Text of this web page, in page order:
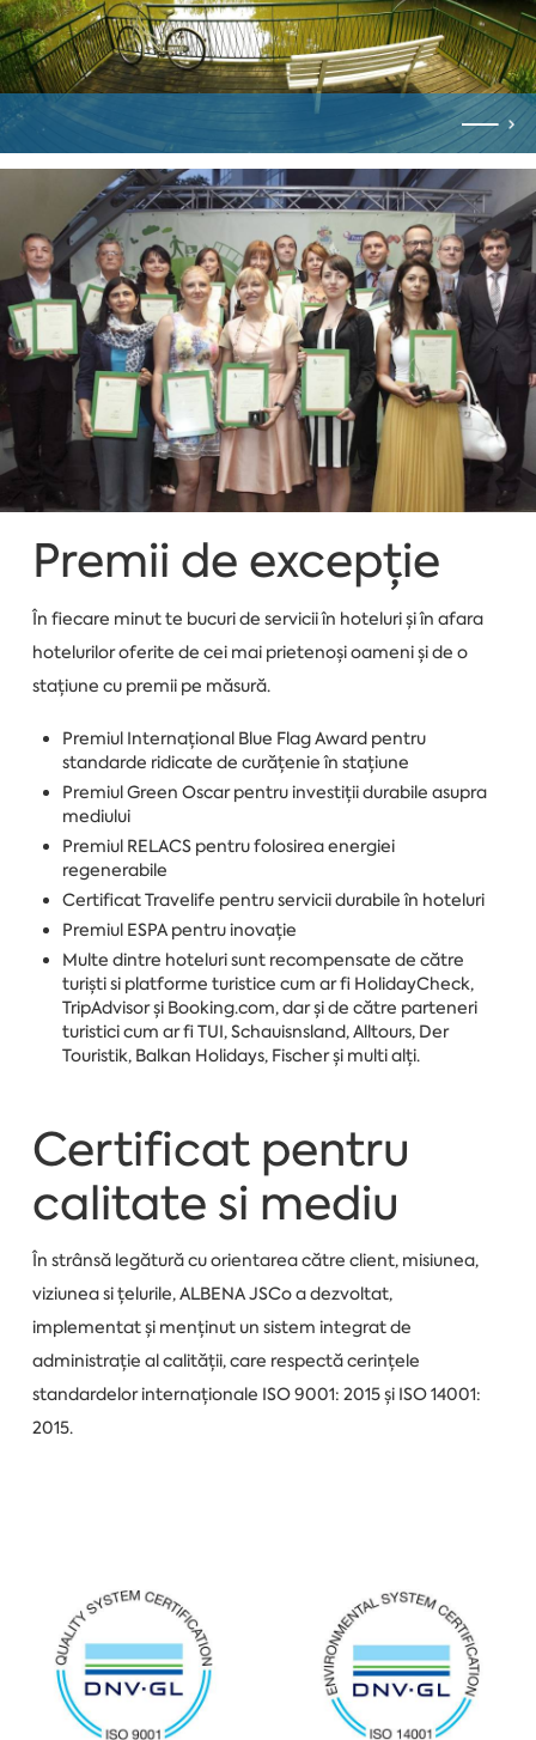
Premii de excepție
În fiecare minut te bucuri de servicii în hoteluri și în afara
hotelurilor oferite de cei mai prietenoși oameni și de o
stațiune cu premii pe măsură.
Premiul Internațional Blue Flag Award pentru
standarde ridicate de curățenie în stațiune
Premiul Green Oscar pentru investiții durabile asupra
mediului
Premiul RELACS pentru folosirea energiei
regenerabile
Certificat Travelife pentru servicii durabile în hoteluri
Premiul ESPA pentru inovație
Multe dintre hoteluri sunt recompensate de către
turiști si platforme turistice cum ar fi HolidayCheck,
TripAdvisor și Booking.com, dar și de către parteneri
turistici cum ar fi TUI, Schauisnsland, Alltours, Der
Touristik, Balkan Holidays, Fischer și multi alți.
Certificat pentru
calitate si mediu
În strânsă legătură cu orientarea către client, misiunea,
viziunea si țelurile, ALBENA JSCo a dezvoltat,
implementat și menținut un sistem integrat de
administrație al calității, care respectă cerințele
standardelor internaționale ISO 9001: 2015 și ISO 14001:
2015.